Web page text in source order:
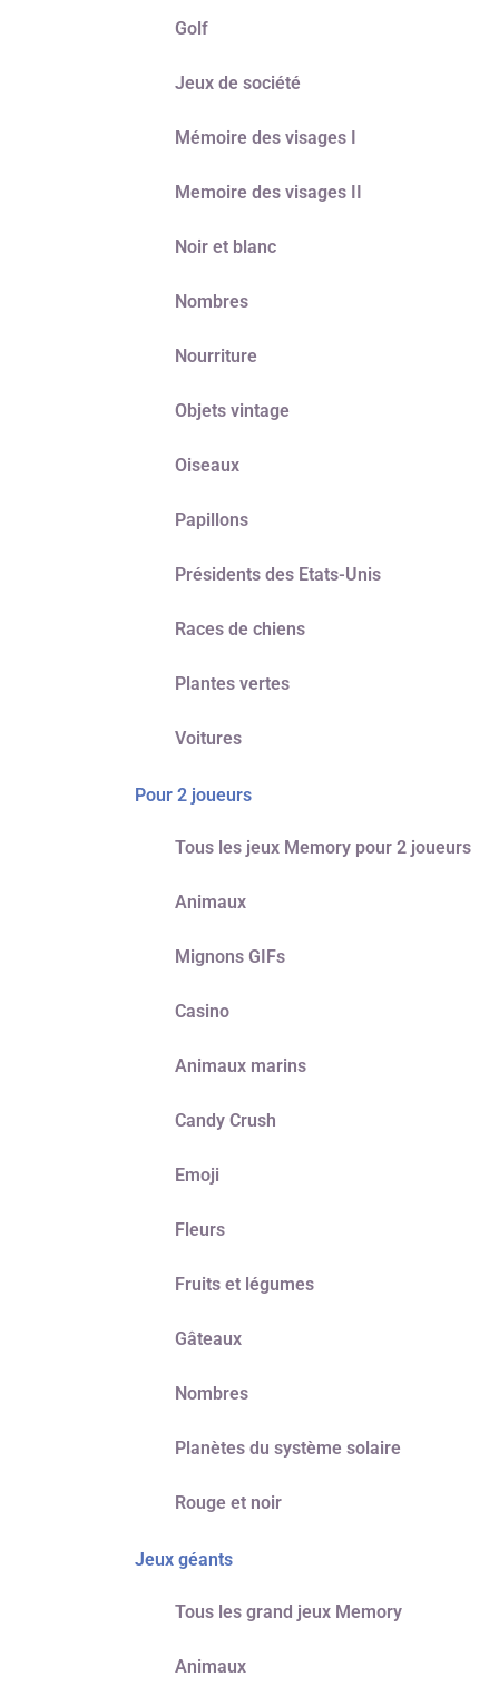
Golf
Jeux de société
Mémoire des visages I
Memoire des visages II
Noir et blanc
Nombres
Nourriture
Objets vintage
Oiseaux
Papillons
Présidents des Etats-Unis
Races de chiens
Plantes vertes
Voitures
Pour 2 joueurs
Tous les jeux Memory pour 2 joueurs
Animaux
Mignons GIFs
Casino
Animaux marins
Candy Crush
Emoji
Fleurs
Fruits et légumes
Gâteaux
Nombres
Planètes du système solaire
Rouge et noir
Jeux géants
Tous les grand jeux Memory
Animaux